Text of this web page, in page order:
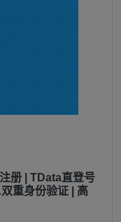
册 | TData直登号
重身份验证 | 高